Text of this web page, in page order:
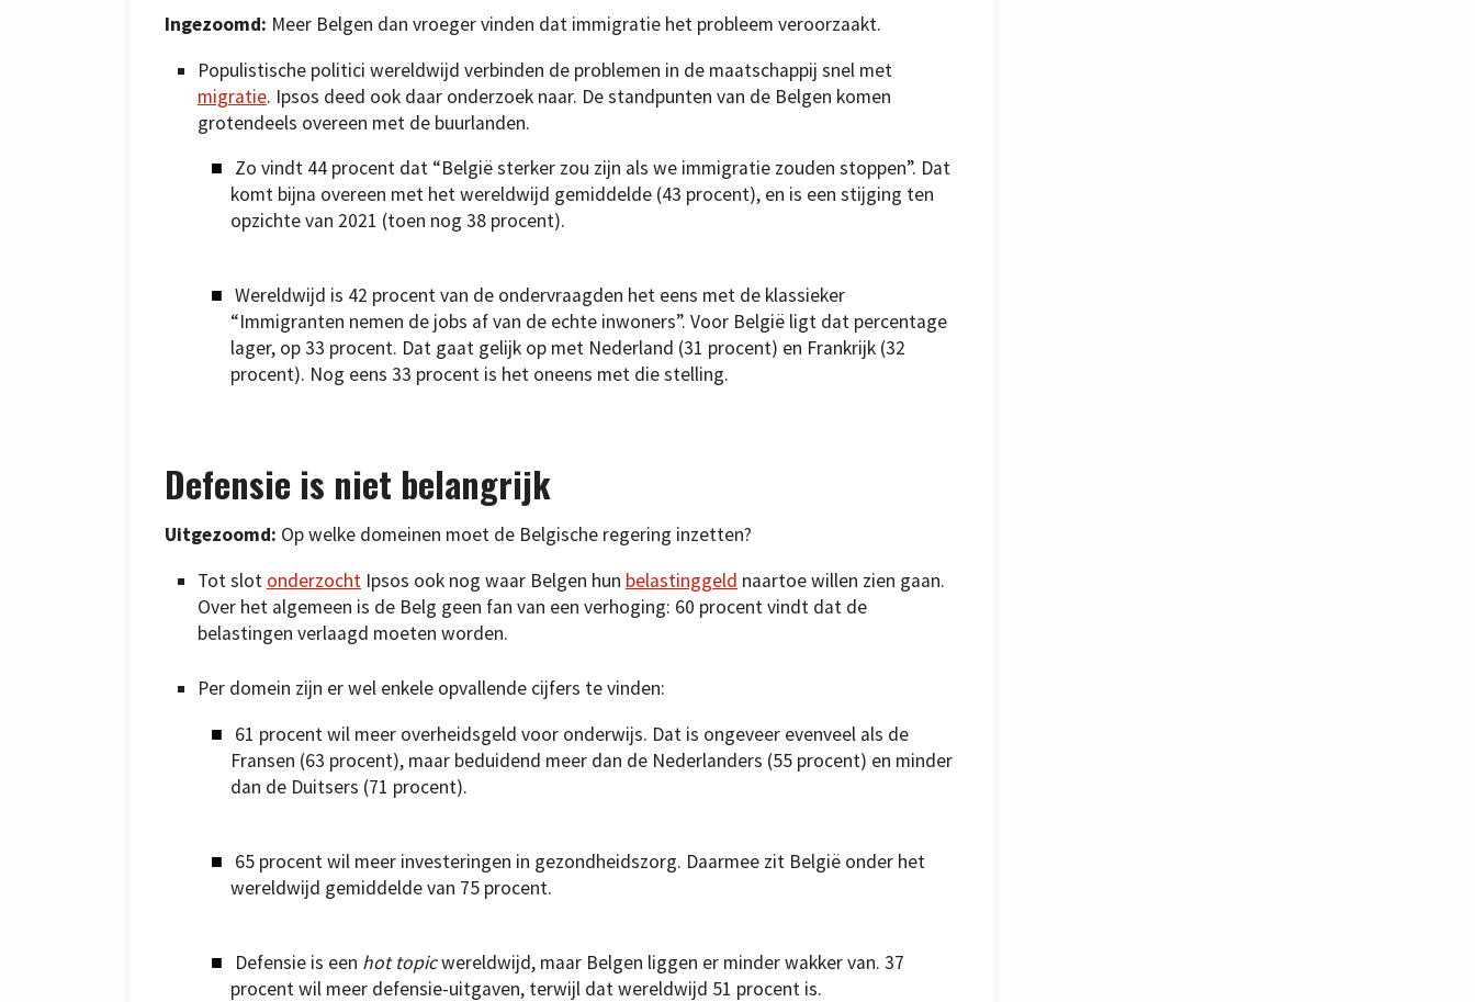
Ingezoomd: Meer Belgen dan vroeger vinden dat immigratie het probleem veroorzaakt.
Populistische politici wereldwijd verbinden de problemen in de maatschappij snel met
migratie. Ipsos deed ook daar onderzoek naar. De standpunten van de Belgen komen
grotendeels overeen met de buurlanden.
Zo vindt 44 procent dat “België sterker zou zijn als we immigratie zouden stoppen”. Dat
komt bijna overeen met het wereldwijd gemiddelde (43 procent), en is een stijging ten
opzichte van 2021 (toen nog 38 procent).
Wereldwijd is 42 procent van de ondervraagden het eens met de klassieker
“Immigranten nemen de jobs af van de echte inwoners”. Voor België ligt dat percentage
lager, op 33 procent. Dat gaat gelijk op met Nederland (31 procent) en Frankrijk (32
procent). Nog eens 33 procent is het oneens met die stelling.
Defensie is niet belangrijk
Uitgezoomd: Op welke domeinen moet de Belgische regering inzetten?
Tot slot onderzocht Ipsos ook nog waar Belgen hun belastinggeld naartoe willen zien gaan.
Over het algemeen is de Belg geen fan van een verhoging: 60 procent vindt dat de
belastingen verlaagd moeten worden.
Per domein zijn er wel enkele opvallende cijfers te vinden:
61 procent wil meer overheidsgeld voor onderwijs. Dat is ongeveer evenveel als de
Fransen (63 procent), maar beduidend meer dan de Nederlanders (55 procent) en minder
dan de Duitsers (71 procent).
65 procent wil meer investeringen in gezondheidszorg. Daarmee zit België onder het
wereldwijd gemiddelde van 75 procent.
Defensie is een hot topicwereldwijd, maar Belgen liggen er minder wakker van. 37
procent wil meer defensie-uitgaven, terwijl dat wereldwijd 51 procent is.